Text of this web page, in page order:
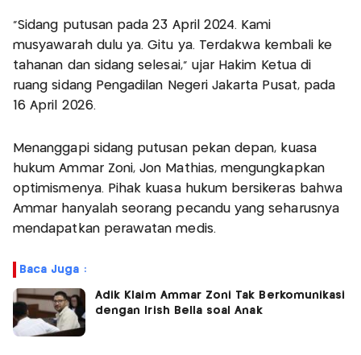
"Sidang putusan pada 23 April 2024. Kami
musyawarah dulu ya. Gitu ya. Terdakwa kembali ke
tahanan dan sidang selesai," ujar Hakim Ketua di
ruang sidang Pengadilan Negeri Jakarta Pusat, pada
16 April 2026.
Menanggapi sidang putusan pekan depan, kuasa
hukum Ammar Zoni, Jon Mathias, mengungkapkan
optimismenya. Pihak kuasa hukum bersikeras bahwa
Ammar hanyalah seorang pecandu yang seharusnya
mendapatkan perawatan medis.
Baca Juga :
Adik Klaim Ammar Zoni Tak Berkomunikasi
dengan Irish Bella soal Anak